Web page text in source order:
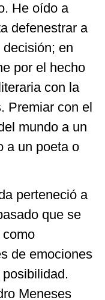
He oído a
defenestrar a
en
por el hecho
con la
Premiar con el
mundo a un
a un poeta o
perteneció a
que se
como
de emociones
Meneses